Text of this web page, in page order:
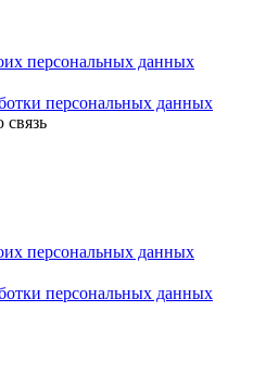
персональных данных
персональных данных
связь
персональных данных
персональных данных